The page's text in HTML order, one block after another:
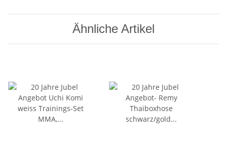
Ähnliche Artikel